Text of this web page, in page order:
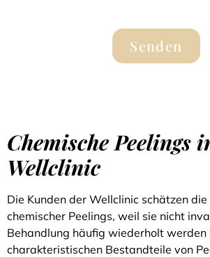
Senden
Chemische Peelings
Wellclinic
Die Kunden der Wellclinic schätzen
chemischer Peelings, weil sie nicht
Behandlung häufig wiederholt werden
charakteristischen Bestandteile von